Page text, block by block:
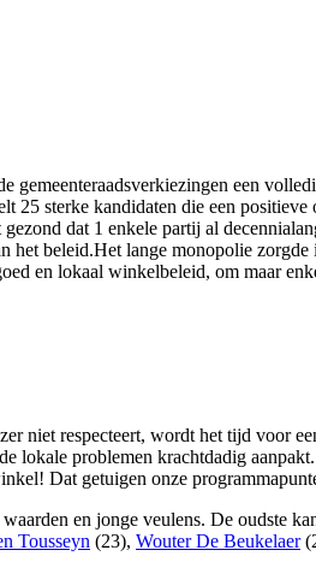
gemeenteraadsverkiezingen een
25 sterke kandidaten die een
dat 1 enkele partij al
het beleid.Het lange monopolie
en lokaal winkelbeleid, om maar
niet respecteert, wordt het tijd voor
lokale problemen krachtdadig
Dat getuigen onze
en jonge veulens. De oudste
Tousseyn (23), Wouter De Beukelaer